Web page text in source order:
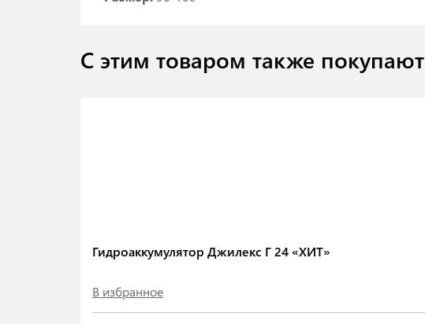
С этим товаром также покупают
Гидроаккумулятор Джилекс Г 24 «ХИТ»
В избранное